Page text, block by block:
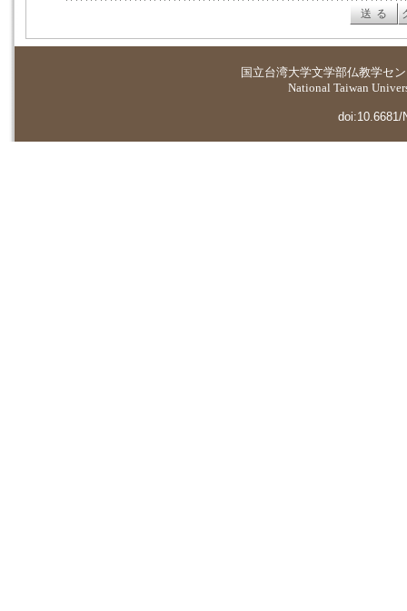
国立台湾大学文学部仏教学セ
National Taiwan
doi:10.6681/